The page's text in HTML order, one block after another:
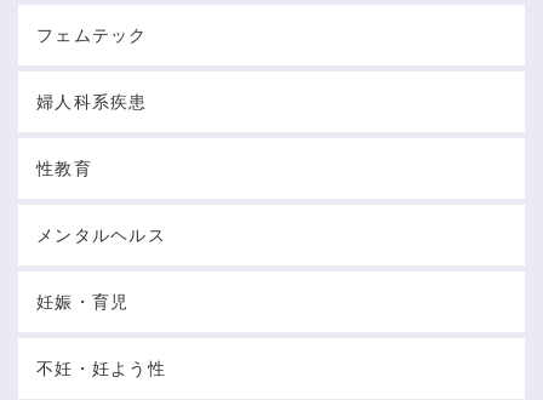
フェムテック
婦人科系疾患
性教育
メンタルヘルス
妊娠・育児
不妊・妊よう性